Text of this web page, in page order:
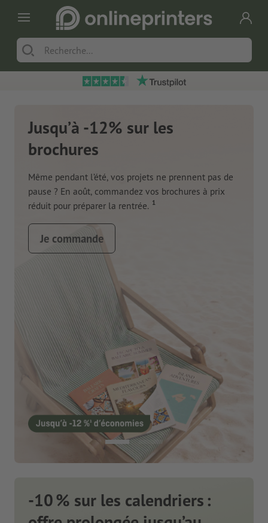
Jusqu’à -12% sur les
brochures
Même pendant l’été, vos projets ne prennent pas de
pause ? En août, commandez vos brochures à prix
réduit pour préparer la rentrée. 1
Je commande
-10 % sur les calendriers :